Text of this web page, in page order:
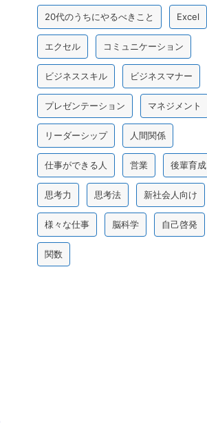
20代のうちにやるべきこと Excel
エクセル コミュニケーション
ビジネススキル ビジネスマナー
プレゼンテーション マネジメント
リーダーシップ 人間関係
仕事ができる人 営業 後輩育成
思考力 思考法 新社会人向け
様々な仕事 脳科学 自己啓発
関数